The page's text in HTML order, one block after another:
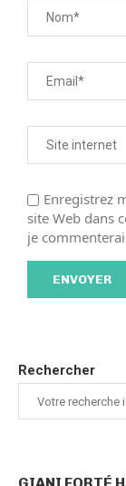
Enregistrez
site Web dans
je
Rechercher